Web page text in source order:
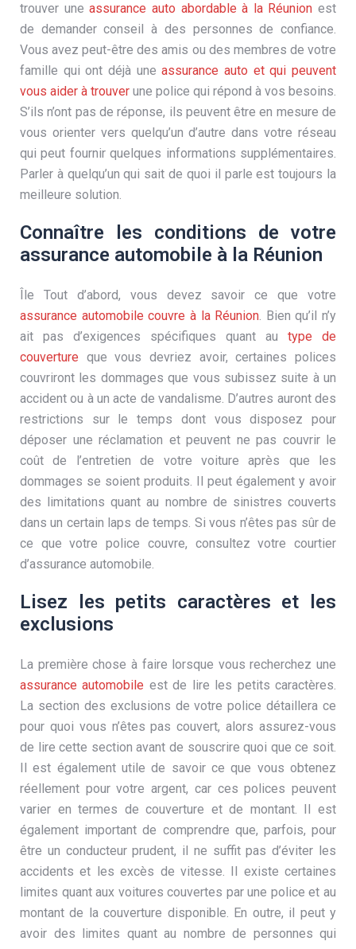
trouver uneassurance auto abordable à la Réunion est
de demander conseil à des personnes de confiance.
Vous avez peut-être des amis ou des membres de votre
famille qui ont déjà uneassurance auto et qui peuvent
vous aider à trouver une police qui répond à vos besoins.
S’ils n’ont pas de réponse, ils peuvent être en mesure de
vous orienter vers quelqu’un d’autre dans votre réseau
qui peut fournir quelques informations supplémentaires.
Parler à quelqu’un qui sait de quoi il parle est toujours la
meilleure solution.
Connaître les conditions de votre
assurance automobile à la Réunion
Île Tout d’abord, vous devez savoir ce que votre
assurance automobile couvre à la Réunion. Bien qu’il n’y
ait pas d’exigences spécifiques quant au type de
couverture que vous devriez avoir, certaines polices
couvriront les dommages que vous subissez suite à un
accident ou à un acte de vandalisme. D’autres auront des
restrictions sur le temps dont vous disposez pour
déposer une réclamation et peuvent ne pas couvrir le
coût de l’entretien de votre voiture après que les
dommages se soient produits. Il peut également y avoir
des limitations quant au nombre de sinistres couverts
dans un certain laps de temps. Si vous n’êtes pas sûr de
ce que votre police couvre, consultez votre courtier
d’assurance automobile.
Lisez les petits caractères et les
exclusions
La première chose à faire lorsque vous recherchez une
assurance automobile est de lire les petits caractères.
La section des exclusions de votre police détaillera ce
pour quoi vous n’êtes pas couvert, alors assurez-vous
de lire cette section avant de souscrire quoi que ce soit.
Il est également utile de savoir ce que vous obtenez
réellement pour votre argent, car ces polices peuvent
varier en termes de couverture et de montant. Il est
également important de comprendre que, parfois, pour
être un conducteur prudent, il ne suffit pas d’éviter les
accidents et les excès de vitesse. Il existe certaines
limites quant aux voitures couvertes par une police et au
montant de la couverture disponible. En outre, il peut y
avoir des limites quant au nombre de personnes qui